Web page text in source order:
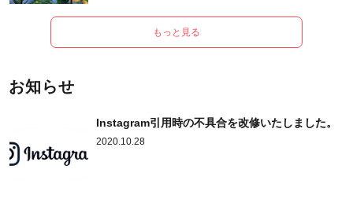
もっと見る
お知らせ
Instagram引用時の不具合を改修いたしました。
2020.10.28